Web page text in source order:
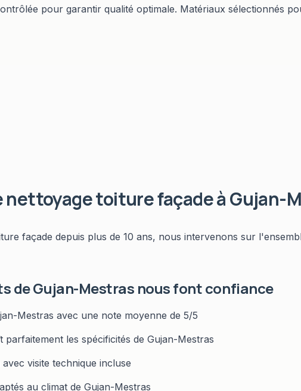
pour garantir qualité optimale. Matériaux sélectionnés
nettoyage toiture façadeàGujan-
façade depuis plus de 10 ans, nous intervenons sur
deGujan-Mestras nous font confiance
Mestras avec une note moyenne de 5/5
parfaitement les spécificités de Gujan-Mestras
avec visite technique incluse
au climat de Gujan-Mestras